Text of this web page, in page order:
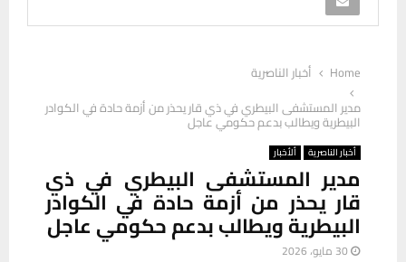
Home
أخبار الناصرية
مدير المستشفى البيطري في ذي قار يحذر من أزمة حادة في الكوادر
البيطرية ويطالب بدعم حكومي عاجل
أخبار الناصرية ألأخبار
مدير المستشفى البيطري في ذي
قار يحذر من أزمة حادة في الكوادر
البيطرية ويطالب بدعم حكومي عاجل
30 مايو، 2026